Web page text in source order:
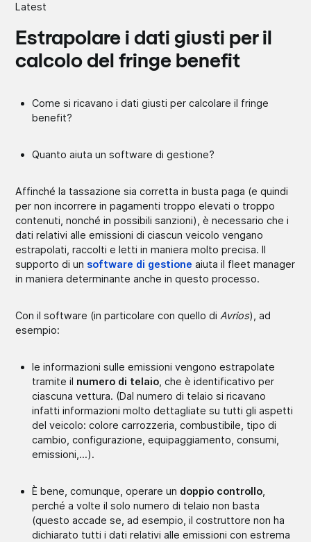
Latest
Estrapolare i dati giusti per il
calcolo del fringe benefit
Come si ricavano i dati giusti per calcolare il fringe
benefit?
Quanto aiuta un software di gestione?
Affinché la tassazione sia corretta in busta paga (e quindi
per non incorrere in pagamenti troppo elevati o troppo
contenuti, nonché in possibili sanzioni), è necessario che i
dati relativi alle emissioni di ciascun veicolo vengano
estrapolati, raccolti e letti in maniera molto precisa. Il
supporto di un software di gestione aiuta il fleet manager
in maniera determinante anche in questo processo.
Con il software (in particolare con quello di Avrios), ad
esempio:
le informazioni sulle emissioni vengono estrapolate
tramite il numero di telaio , che è identificativo per
ciascuna vettura. (Dal numero di telaio si ricavano
infatti informazioni molto dettagliate su tutti gli aspetti
del veicolo: colore carrozzeria, combustibile, tipo di
cambio, configurazione, equipaggiamento, consumi,
emissioni,…).
È bene, comunque, operare un doppio controllo
perché a volte il solo numero di telaio non basta
(questo accade se, ad esempio, il costruttore non ha
dichiarato tutti i dati relativi alle emissioni con estrema